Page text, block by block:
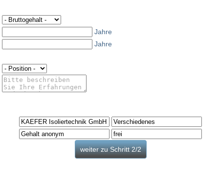
Jahre
Jahre